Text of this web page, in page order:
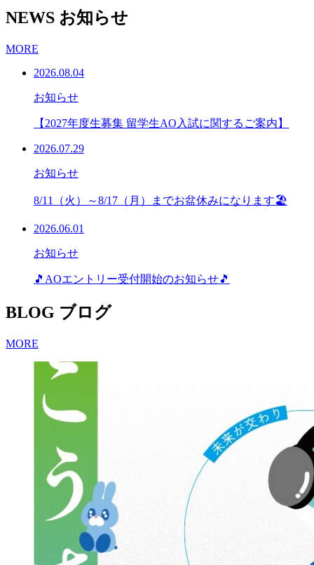
NEWS お知らせ
MORE
2026.08.04
お知らせ
【2027年度生募集 留学生AO入試に関するご案内】
2026.07.29
お知らせ
8/11（火）～8/17（月）までお盆休みになります🏖
2026.06.01
お知らせ
🎵AOエントリー受付開始のお知らせ🎵
BLOG ブログ
MORE